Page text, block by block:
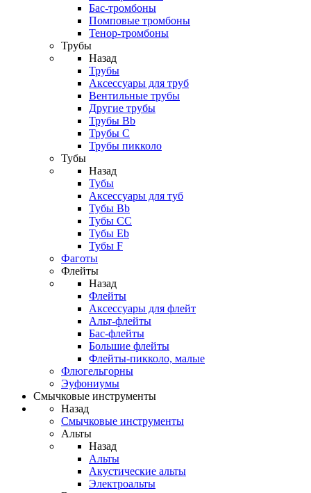
Бас-тромбоны
Помповые тромбоны
Тенор-тромбоны
Трубы
Назад
Трубы
Аксессуары для труб
Вентильные трубы
Другие трубы
Трубы Bb
Трубы C
Трубы пикколо
Тубы
Назад
Тубы
Аксессуары для туб
Тубы Bb
Тубы CC
Тубы Eb
Тубы F
Фаготы
Флейты
Назад
Флейты
Аксессуары для флейт
Альт-флейты
Бас-флейты
Большие флейты
Флейты-пикколо, малые
Флюгельгорны
Эуфониумы
Смычковые инструменты
Назад
Смычковые инструменты
Альты
Назад
Альты
Акустические альты
Электроальты